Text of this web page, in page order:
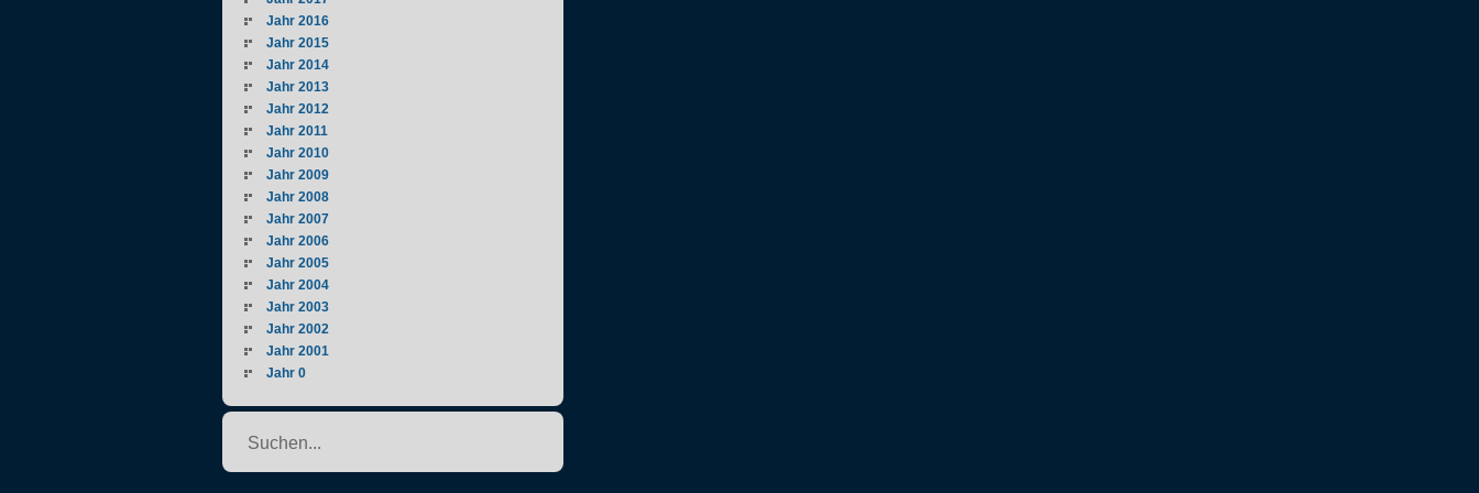
Jahr 2016
Jahr 2015
Jahr 2014
Jahr 2013
Jahr 2012
Jahr 2011
Jahr 2010
Jahr 2009
Jahr 2008
Jahr 2007
Jahr 2006
Jahr 2005
Jahr 2004
Jahr 2003
Jahr 2002
Jahr 2001
Jahr 0